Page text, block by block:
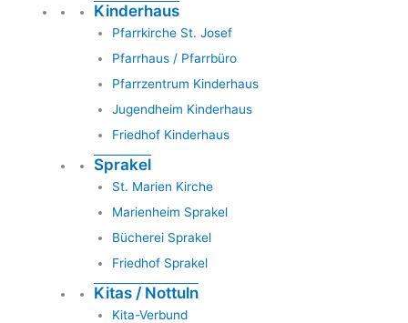
Kinderhaus
Pfarrkirche St. Josef
Pfarrhaus / Pfarrbüro
Pfarrzentrum Kinderhaus
Jugendheim Kinderhaus
Friedhof Kinderhaus
Sprakel
St. Marien Kirche
Marienheim Sprakel
Bücherei Sprakel
Friedhof Sprakel
Kitas / Nottuln
Kita-Verbund